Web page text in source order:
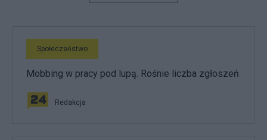
Społeczeństwo
Mobbing w pracy pod lupą. Rośnie liczba zgłoszeń
Redakcja